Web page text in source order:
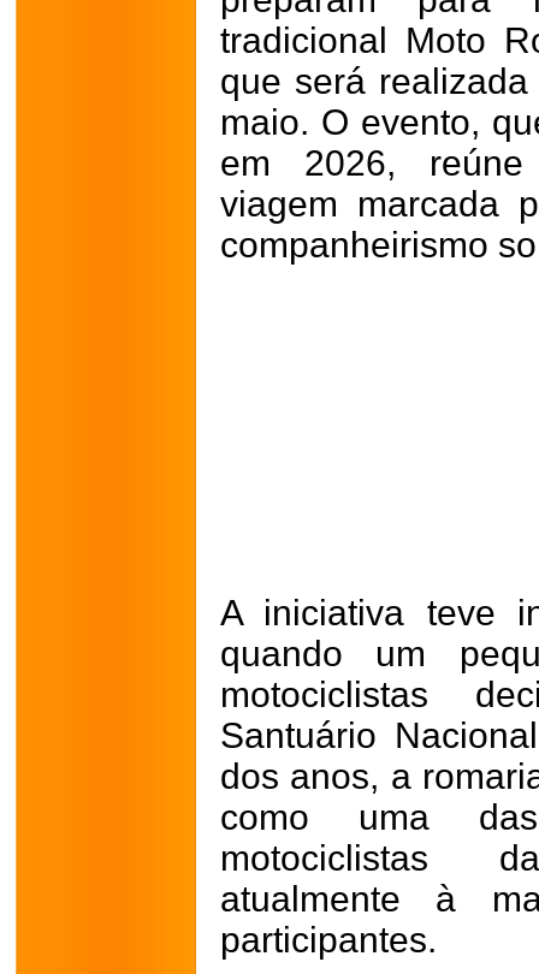
tradicional Moto
que será
maio. O evento,
em 2026,
viagem marcada
companheirismo
A iniciativa teve
quando um
motociclistas
Santuário
dos anos, a
como uma
motociclistas
atualmente à
participantes.